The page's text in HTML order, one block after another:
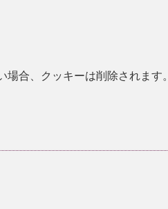
合、クッキーは削除されます。